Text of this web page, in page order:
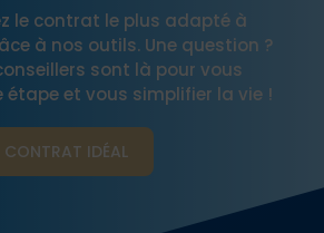
le contrat le plus adapté à
à nos outils. Une question ?
sont là pour vous
et vous simplifier la vie !
IDÉAL